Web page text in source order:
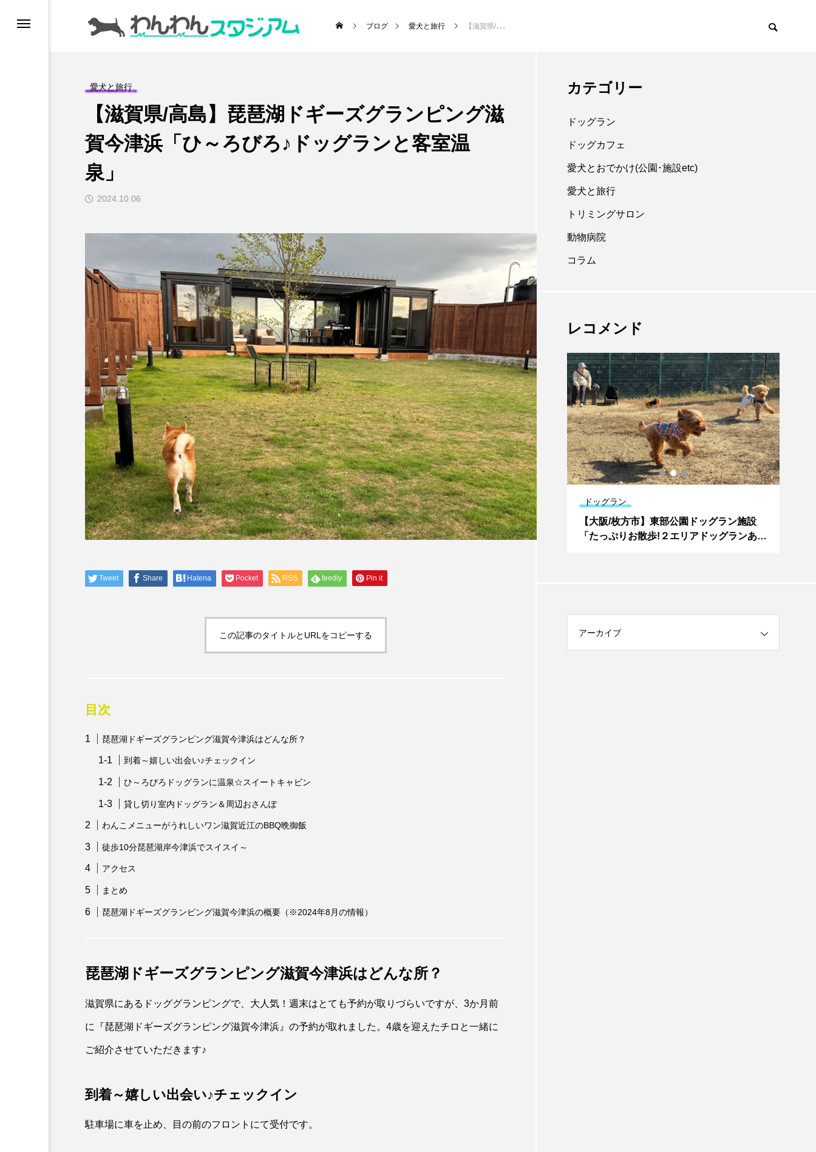
ドッグカフェ
愛犬とおでかけ (公園･施設etc)
コラム
トップページ
人気の記事ランキング
メンバー
会社概要
プライバシーポリシー
お問い合わせ
ブログ 愛犬と旅行 【滋賀県/高島】琵琶湖ドギーズグランピング滋賀今津浜「ひ～ろびろ♪ドッグランと客室温泉」
愛犬と旅行
【滋賀県/高島】琵琶湖ドギーズグランピング滋
賀今津浜「ひ～ろびろ♪ドッグランと客室温
泉」
2024.10.06
Tweet Share Hatena Pocket RSS feedly Pin it
この記事のタイトルとURLをコピーする
目次
琵琶湖ドギーズグランピング滋賀今津浜はどんな所？
到着～嬉しい出会い♪チェックイン
ひ～ろびろドッグランに温泉☆スイートキャビン
貸し切り室内ドッグラン＆周辺おさんぽ
わんこメニューがうれしいワン滋賀近江のBBQ晩御飯
徒歩10分琵琶湖岸今津浜でスイスイ～
アクセス
まとめ
琵琶湖ドギーズグランピング滋賀今津浜の概要（※2024年8月の情報）
琵琶湖ドギーズグランピング滋賀今津浜はどんな所？
滋賀県にあるドッググランピングで、大人気！週末はとても予約が取りづらいですが、3か月前
に『琵琶湖ドギーズグランピング滋賀今津浜』の予約が取れました。4歳を迎えたチロと一緒に
ご紹介させていただきます♪
到着～嬉しい出会い♪チェックイン
駐車場に車を止め、目の前のフロントにて受付です。
カテゴリー
ドッグラン
ドッグカフェ
愛犬とおでかけ(公園･施設etc)
愛犬と旅行
トリミングサロン
動物病院
コラム
レコメンド
ドッグカフェ
【大阪狭山市】Dog Cafe RUDI(ドッグカ
フェルディ)「愛犬家の憩い場！狭山池お花
ドッグカフェ
【兵庫県・西宮市】おしゃれな店内で愛犬
もくつろげる！ドッグウェアショップ併設
ドッグラン
【大阪/枚方市】東部公園ドッグラン施設
「たっぷりお散歩!２エリアドッグランあり
アーカイブ